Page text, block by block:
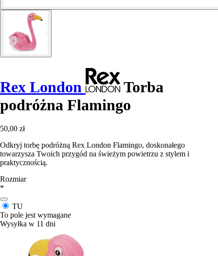
Rex London
Torba
podróżna Flamingo
50,00 zł
Odkryj torbę podróżną Rex London Flamingo, doskonałego
towarzysza Twoich przygód na świeżym powietrzu z stylem i
praktycznością.
Rozmiar
*
TU
To pole jest wymagane
Wysyłka w 11 dni